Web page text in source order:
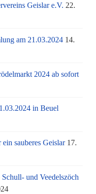
Geislar e.V. 22.
am 21.03.2024 14.
2024 ab sofort
in Beuel
sauberes Geislar 17.
und Veedelszöch